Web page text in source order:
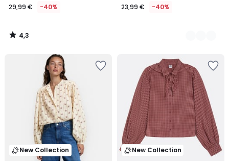
29,99 € -40%
4,3
/
23,99 € -40%
New Collection New Collection